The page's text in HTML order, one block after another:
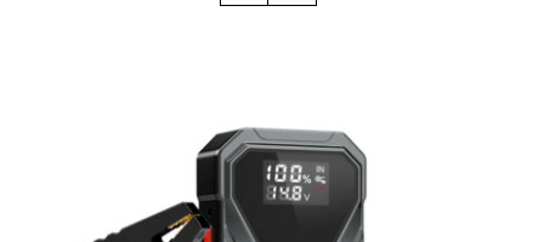
Winkelwagen